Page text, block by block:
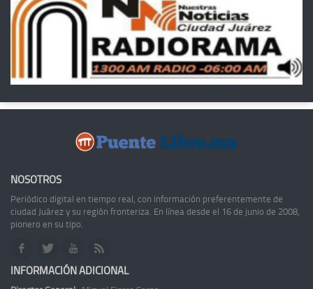
NOSOTROS
Periódico digital en tiempo real, con información preferentemente de
ciudad Juárez y su región fronteriza. En línea desde el 16 de junio de 2008,
pionero en su tipo.
INFORMACIÓN ADICIONAL